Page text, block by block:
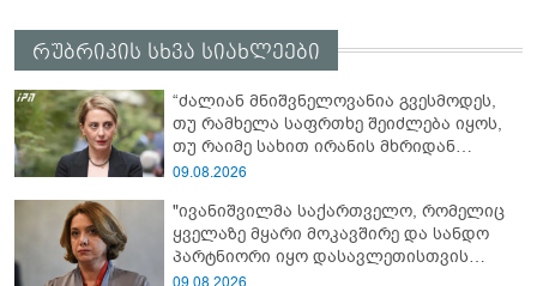
რუბრიკის სხვა სიახლეები
“ძალიან მნიშვნელოვანია გვესმოდეს,
თუ რამხელა საფრთხე შეიძლება იყოს,
თუ რაიმე სახით ირანის მხრიდან
ფინანსური ინსტიტუტები აძლიერებს
ანტიეროვნული ხელისუფლების
ფინანსურ სტაბილურობას“ - ხატია
დეკანოიძე
09.08.2026
"ივანიშვილმა საქართველო, რომელიც
ყველაზე მყარი მოკავშირე და სანდო
პარტნიორი იყო დასავლეთისთვის
რეგიონში, რუსეთის და ირანის